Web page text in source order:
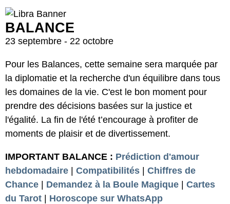
BALANCE
23 septembre - 22 octobre
Pour les Balances, cette semaine sera marquée par
la diplomatie et la recherche d'un équilibre dans tous
les domaines de la vie. C'est le bon moment pour
prendre des décisions basées sur la justice et
l'égalité. La fin de l'été t’encourage à profiter de
moments de plaisir et de divertissement.
IMPORTANT BALANCE : Prédiction d'amour
hebdomadaire | Compatibilités | Chiffres de
Chance | Demandez à la Boule Magique | Cartes
du Tarot | Horoscope sur WhatsApp